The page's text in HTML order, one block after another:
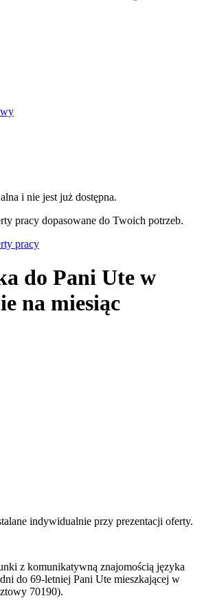
i nie jest już dostępna.
pracy dopasowane do Twoich potrzeb.
pracy
do Pani Ute w
na miesiąc
indywidualnie przy prezentacji oferty.
z komunikatywną znajomością języka
do 69-letniej Pani Ute mieszkającej w
70190).